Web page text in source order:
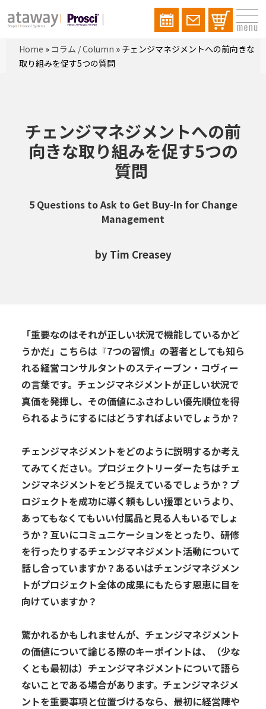
Home » コラム / Column » チェンジマネジメントへの前向きな
取り組みを促す5つの質問
チェンジマネジメントへの前
向きな取り組みを促す5つの
質問
5 Questions to Ask to Get Buy-In for Change
Management
by Tim Creasey
「重要なのはそれが正しい状況で機能しているかど
うかだ」 こちらは 『7つの習慣』の著者としても知ら
れる経営コンサルタントのスティーブン・コヴィー
の言葉です。 チェンジマネジメントが正しい状況で
真価を発揮し、その価値にふさわしい優先順位を得
られるよう にするにはどうすればよいでしょうか？
チェンジマネジメントをどのように説明するか考え
てみてください。プロジェクトリーダーたちはチェ
ンジマネジメントをどう捉えているでしょうか？ プ
ロジェクトを成功に導く頼もしい援軍というより、
あってもなくてもいい付属品と見る人もいるでしょ
うか？ 互いにコミュニケーションをとったり、研修
を行ったりするチェンジマネジメント活動について
話し合っていますか？ あるいはチェンジマネジメン
トがプロジェクト全体の成果にもたらす恩恵に目を
向けていますか？
驚かれるかもしれませんが、 チェンジマネジメント
の価値について論じる際のキーポイントは、（少な
くとも最初は） チェンジマネジメントについて語ら
ないことである場合があります。 チェンジマネジメ
ントを重要事項と位置づけるなら、 最初に経営陣や